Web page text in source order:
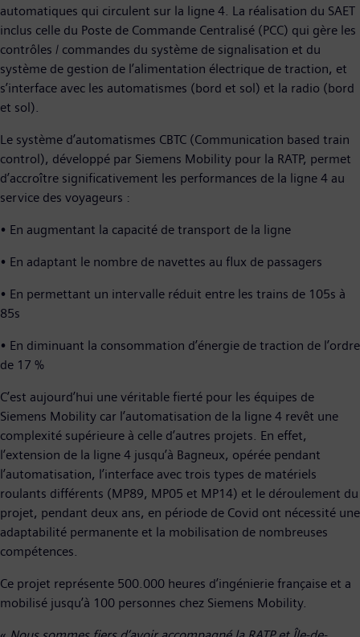
automatiques qui circulent sur la ligne 4. La réalisation du SAET
inclus celle du Poste de Commande Centralisé (PCC) qui gère les
contrôles / commandes du système de signalisation et du
système de gestion de l’alimentation électrique de traction, et
s’interface avec les automatismes (bord et sol) et la radio (bord
et sol).
Le système d’automatismes CBTC (Communication based train
control), développé par Siemens Mobility pour la RATP, permet
d’accroître significativement les performances de la ligne 4 au
service des voyageurs :
• En augmentant la capacité de transport de la ligne
• En adaptant le nombre de navettes au flux de passagers
• En permettant un intervalle réduit entre les trains de 105s à
85s
• En diminuant la consommation d’énergie de traction de l’ordre
de 17 %
C’est aujourd’hui une véritable fierté pour les équipes de
Siemens Mobility car l’automatisation de la ligne 4 revêt une
complexité supérieure à celle d’autres projets. En effet,
l’extension de la ligne 4 jusqu’à Bagneux, opérée pendant
l’automatisation, l’interface avec trois types de matériels
roulants différents (MP89, MP05 et MP14) et le déroulement du
projet, pendant deux ans, en période de Covid ont nécessité une
adaptabilité permanente et la mobilisation de nombreuses
compétences.
Ce projet représente 500.000 heures d’ingénierie française et a
mobilisé jusqu’à 100 personnes chez Siemens Mobility.